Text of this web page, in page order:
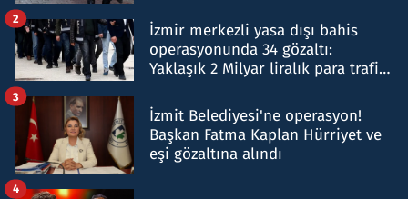
İzmir merkezli yasa dışı bahis
operasyonunda 34 gözaltı:
Yaklaşık 2 Milyar liralık para trafiği
2
İzmit Belediyesi'ne operasyon!
Başkan Fatma Kaplan Hürriyet ve
eşi gözaltına alındı
3
4